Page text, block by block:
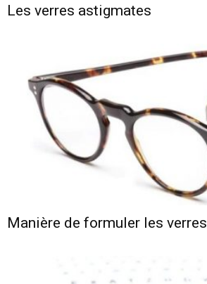
Les verres astigmates
Manière de formuler les verres